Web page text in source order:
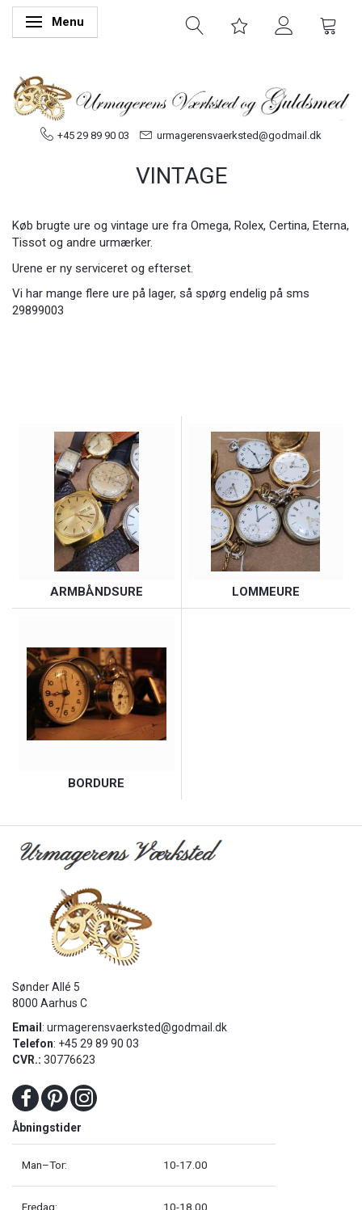
Skifte navigation
Menu
+45 29 89 90 03 urmagerensvaerksted@godmail.dk
VINTAGE
Køb brugte ure og vintage ure fra Omega, Rolex, Certina, Eterna,
Tissot og andre urmærker.
Urene er ny serviceret og efterset.
Vi har mange flere ure på lager, så spørg endelig på sms
29899003
ARMBÅNDSURE LOMMEURE
BORDURE
Sønder Allé 5
8000 Aarhus C
Email : urmagerensvaerksted@godmail.dk
Telefon: +45 29 89 90 03
CVR.: 30776623
Åbningstider
Man–Tor: 10-17.00
Fredag: 10-18.00